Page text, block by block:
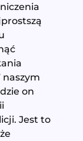
on
Jest to